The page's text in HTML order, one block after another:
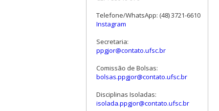
Telefone/WhatsApp: (48) 3721-6610
Instagram
Secretaria:
ppgjor@contato.ufsc.br
Comissão de Bolsas:
bolsas.ppgjor@contato.ufsc.br
Disciplinas Isoladas:
isolada.ppgjor@contato.ufsc.br